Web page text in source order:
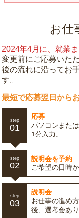
お仕
2024年4月に、就業
変更前にご応募いた
後の流れに沿ってお
す。
最短で応募翌日から
step
01
応募
パソコンまた
1分入力。
step
02
説明会を予約
ご希望の日時
step
03
説明会
お仕事の進め
後、選考会あ